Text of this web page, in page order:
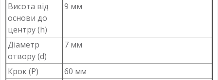
Висота від
основи до
центру (h)
9 мм
Діаметр
отвору (d)
7 мм
Крок (P)
60 мм